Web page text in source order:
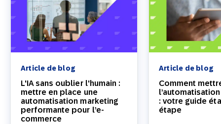
Article de blog
L'IA sans oublier l'humain :
mettre en place une
automatisation marketing
performante pour l’e-
commerce
Article de blog
Comment
: votre guide
étape